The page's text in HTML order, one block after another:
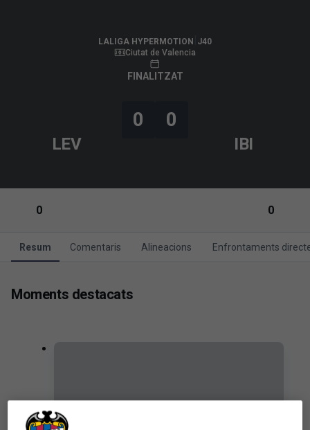
LALIGA HYPERMOTION J40
Ciutat de Valencia
FINALITZAT
LEV
0 0
IBI
0 0
Resum Comentaris Alineacions Enfrontaments
Moments destacats